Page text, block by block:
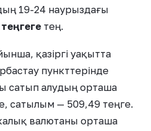
19-24 наурыздағы
тең.
қазіргі уақытта
пункттерінде
сатып алудың орташа
сатылым — 509,49 теңге.
валютаны орташа